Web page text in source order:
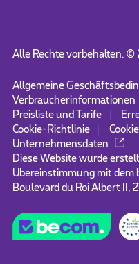
Alle Rechte vorbehalten. ©
Allgemeine
Verbraucherinformationen
Preisliste und Tarife
Cookie-Richtlinie
Unternehmensdaten
Diese Website wurde
Übereinstimmung mit dem
Boulevard du Roi Albert II,